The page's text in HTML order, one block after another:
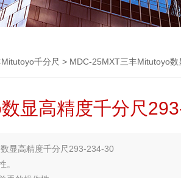
千分尺 > MDC-25MXT三丰Mitutoyo
显高精度千分尺
显高精度千分尺293-234-30
。